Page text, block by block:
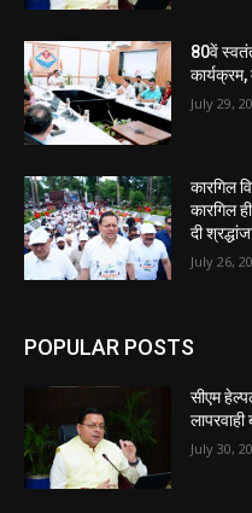
80वें
कार्यक्रम,
July 29,
कारगिल
कारगिल
दी
July 26,
POPULAR POSTS
सीएम
लापरवाही
July 30,